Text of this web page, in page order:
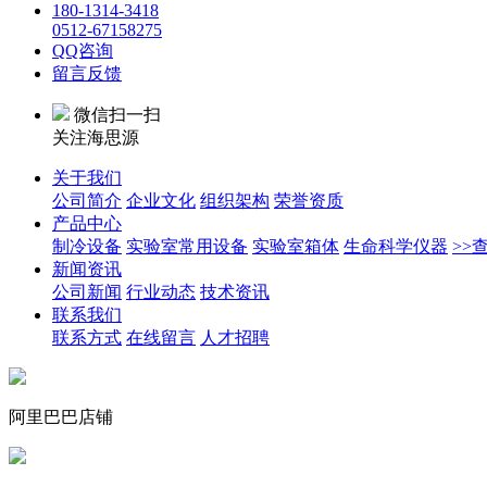
180-1314-3418
0512-67158275
QQ咨询
留言反馈
微信扫一扫
关注海思源
关于我们
公司简介 企业文化 组织架构 荣誉资质
产品中心
制冷设备 实验室常用设备 实验室箱体 生命科学仪器 >>
新闻资讯
公司新闻 行业动态 技术资讯
联系我们
联系方式 在线留言 人才招聘
阿里巴巴店铺